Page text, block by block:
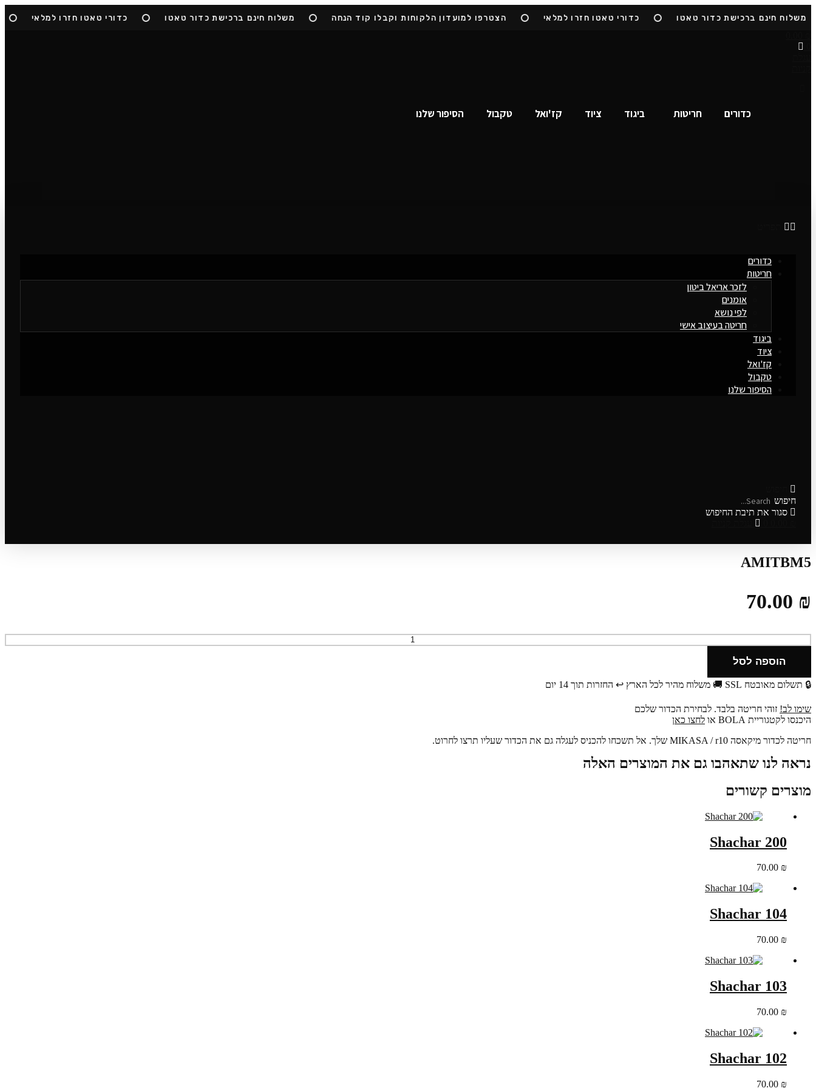
to
משלוח חינם ברכישת כדור טאטו כדורי טאטו חזרו למלאי חינם ברכישת כדור טאטו כדורי טאטו חזרו למלאי הצטרפו למועדון הלקוחות וקבלו קוד הנחה
כדורים חריטות ביגוד ציוד קז'ואל טקבול הסיפור שלנו
כדורים
חריטות
לזכר אריאל ביטון
אומנים
לפי נושא
חריטה בעיצוב אישי
ביגוד
ציוד
קז'ואל
טקבול
הסיפור שלנו
חיפוש
סגור את תיבת החיפוש
AMITBM5
70.00 ₪
כמות
של
AMITBM5הוספה לסל
🔒 תשלום מאובטח SSL 🚚 משלוח מהיר לכל הארץ ↩️ החזרות תוך 14 יום
שימו לב! זוהי חריטה בלבד. לבחירת הכדור שלכם
היכנסו לקטגוריית BOLA או
לחצו כאן
חריטה לכדור מיקאסה MIKASA / r10 שלך.
אל תשכחו להכניס לעגלה גם את הכדור שעליו תרצו לחרוט.
נראה לנו שתאהבו גם את המוצרים האלה
מוצרים קשורים
Shachar 200
70.00 ₪
Shachar 104
70.00 ₪
Shachar 103
70.00 ₪
Shachar 102
70.00 ₪